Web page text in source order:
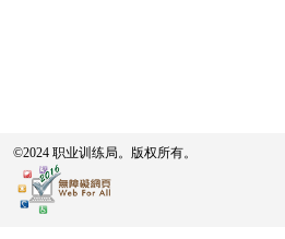
©2024 职业训练局。版权所有。